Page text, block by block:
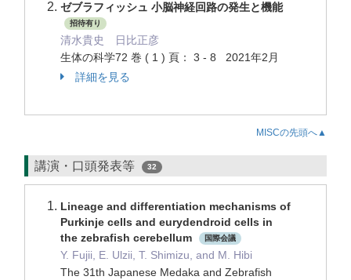
ゼブラフィッシュ 小脳神経回路の発生と機能
招待有り
清水貴史 日比正彦
生体の科学72 巻 ( 1 ) 頁： 3 - 8 2021年2月
詳細を見る
MISCの先頭へ▲
講演・口頭発表等 32
Lineage and differentiation mechanisms of
Purkinje cells and eurydendroid cells in
the zebrafish cerebellum
国際会議
Y. Fujii, E. Ulzii, T. Shimizu, and M. Hibi
The 31th Japanese Medaka and Zebrafish